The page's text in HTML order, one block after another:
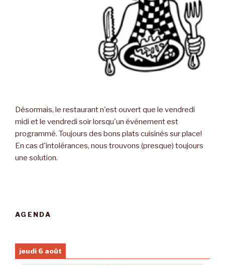
Désormais, le restaurant n'est ouvert que le vendredi
midi et le vendredi soir lorsqu'un événement est
programmé. Toujours des bons plats cuisinés sur place!
En cas d'intolérances, nous trouvons (presque) toujours
une solution.
AGENDA
jeudi 6 août